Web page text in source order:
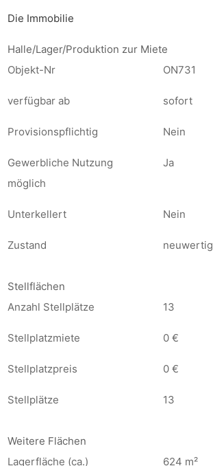
Die Immobilie
Halle/Lager/Produktion zur Miete
Objekt-Nr
ON731
verfügbar ab sofort
Provisionspflichtig Nein
Gewerbliche Nutzung
möglich
Ja
Unterkellert Nein
Zustand neuwertig
Stellflächen
Anzahl Stellplätze
13
Stellplatzmiete 0 €
Stellplatzpreis 0 €
Stellplätze 13
Weitere Flächen
Lagerfläche (ca.)
624 m²